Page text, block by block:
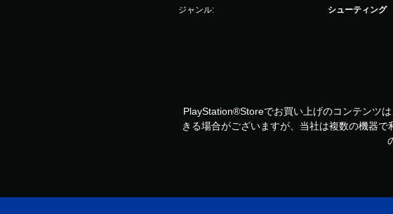
ジャンル: シューティング
PlayStation®Storeでお買い上げのコンテンツ
きる場合がございますが、当社は複数の機器